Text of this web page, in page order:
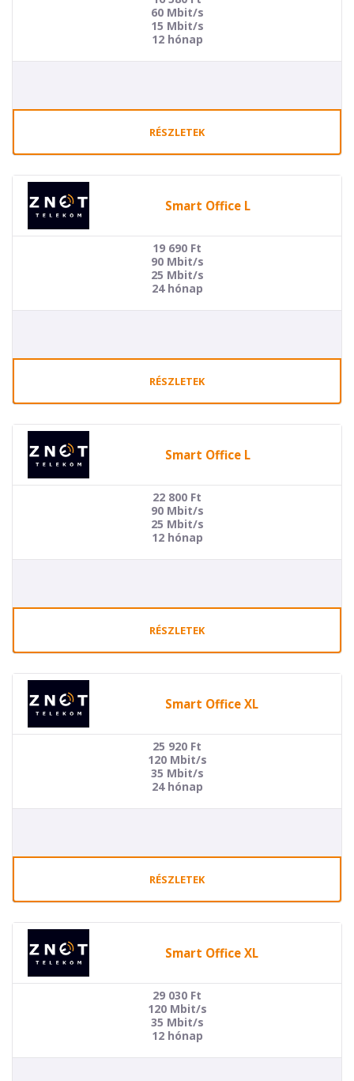
60 Mbit/s
15 Mbit/s
12 hónap
RÉSZLETEK
Smart Office L
19 690 Ft
90 Mbit/s
25 Mbit/s
24 hónap
RÉSZLETEK
Smart Office L
22 800 Ft
90 Mbit/s
25 Mbit/s
12 hónap
RÉSZLETEK
Smart Office XL
25 920 Ft
120 Mbit/s
35 Mbit/s
24 hónap
RÉSZLETEK
Smart Office XL
29 030 Ft
120 Mbit/s
35 Mbit/s
12 hónap